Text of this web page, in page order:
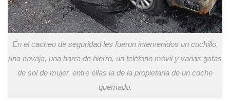
En el cacheo de seguridad les fueron intervenidos un cuchillo,
una navaja, una barra de hierro, un teléfono móvil y varias gafas
de sol de mujer, entre ellas la de la propietaria de un coche
quemado.